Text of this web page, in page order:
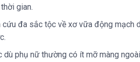
gian.
đa sắc tộc về xơ vữa động
dù phụ nữ thường có ít mỡ màng